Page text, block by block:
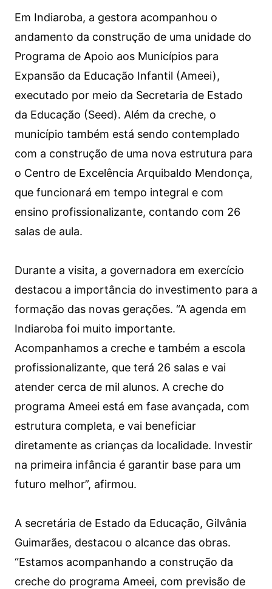
Em Indiaroba, a gestora acompanhou o
andamento da construção de uma unidade do
Programa de Apoio aos Municípios para
Expansão da Educação Infantil (Ameei),
executado por meio da Secretaria de Estado
da Educação (Seed). Além da creche, o
município também está sendo contemplado
com a construção de uma nova estrutura para
o Centro de Excelência Arquibaldo Mendonça,
que funcionará em tempo integral e com
ensino profissionalizante, contando com 26
salas de aula.
Durante a visita, a governadora em exercício
destacou a importância do investimento para a
formação das novas gerações. “A agenda em
Indiaroba foi muito importante.
Acompanhamos a creche e também a escola
profissionalizante, que terá 26 salas e vai
atender cerca de mil alunos. A creche do
programa Ameei está em fase avançada, com
estrutura completa, e vai beneficiar
diretamente as crianças da localidade. Investir
na primeira infância é garantir base para um
futuro melhor”, afirmou.
A secretária de Estado da Educação, Gilvânia
Guimarães, destacou o alcance das obras.
“Estamos acompanhando a construção da
creche do programa Ameei, com previsão de